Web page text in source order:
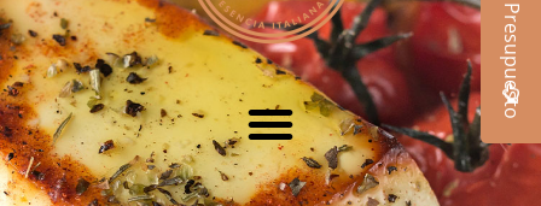
Presupuesto